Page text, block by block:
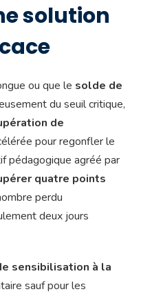
solution
ou que le solde de
du seuil critique,
de
pour regonfler le
pédagogique agréé par
quatre points
perdu
deux jours
sensibilisation à la
sauf pour les